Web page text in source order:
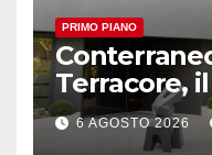
PRIMO PIANO
Terracore,
amplia l’
alle porte
6 AGOSTO 2026